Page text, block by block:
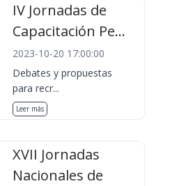
IV Jornadas de
Capacitación Pe...
2023-10-20 17:00:00
Debates y propuestas
para recr...
Leer más
XVII Jornadas
Nacionales de